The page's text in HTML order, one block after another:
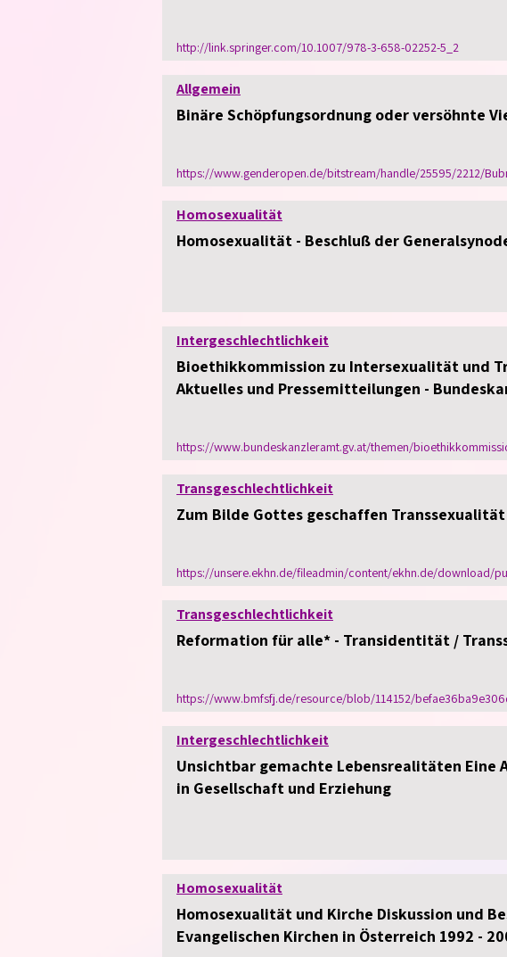
http://link.springer.com/10.1007/978-3-658-02252-5_2
Allgemein
Binäre Schöpfungsordnung oder versöhnte
https://www.genderopen.de/bitstream/handle/25595/2212/
Homosexualität
Homosexualität - Beschluß der
Intergeschlechtlichkeit
Bioethikkommission zu Intersexualität und
Aktuelles und Pressemitteilungen -
https://www.bundeskanzleramt.gv.at/themen/
Transgeschlechtlichkeit
Zum Bilde Gottes geschaffen
https://unsere.ekhn.de/fileadmin/content/ekhn.de/download/
Transgeschlechtlichkeit
Reformation für alle* - Transidentität /
https://www.bmfsfj.de/resource/blob/114152/
Intergeschlechtlichkeit
Unsichtbar gemachte Lebensrealitäten Eine
in Gesellschaft und Erziehung
Homosexualität
Homosexualität und Kirche Diskussion und
Evangelischen Kirchen in Österreich 1992 -